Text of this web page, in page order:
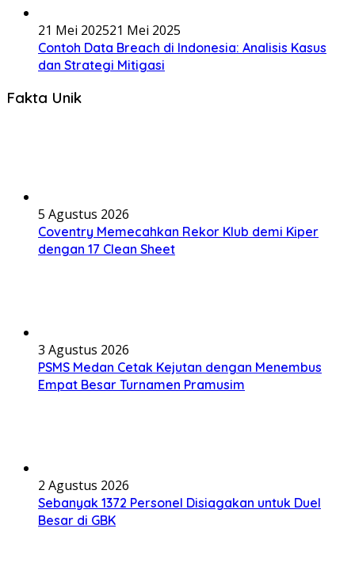
21 Mei 202521 Mei 2025
Contoh Data Breach di Indonesia: Analisis Kasus
dan Strategi Mitigasi
Fakta Unik
5 Agustus 2026
Coventry Memecahkan Rekor Klub demi Kiper
dengan 17 Clean Sheet
3 Agustus 2026
PSMS Medan Cetak Kejutan dengan Menembus
Empat Besar Turnamen Pramusim
2 Agustus 2026
Sebanyak 1372 Personel Disiagakan untuk Duel
Besar di GBK